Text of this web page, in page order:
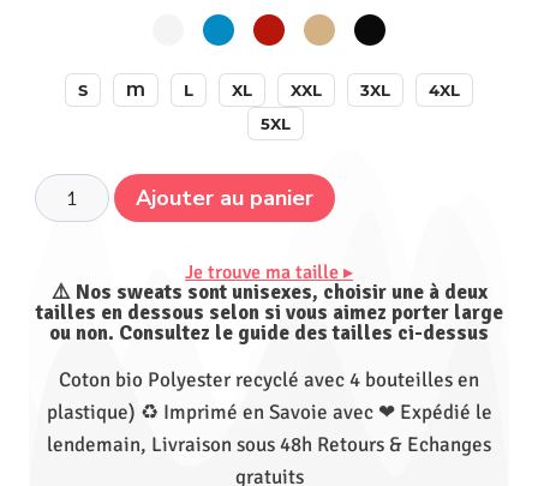
S M L XL XXL 3XL
4XL
5XL
Ajouter au panier
Je trouve ma taille ▸
⚠️ Nos sweats sont unisexes, choisir une à deux
tailles en dessous selon si vous aimez porter large
ou non. Consultez le guide des tailles ci-dessus
Coton bio Polyester recyclé avec 4 bouteilles en
plastique) ♻ Imprimé en Savoie avec ❤ Expédié le
lendemain, Livraison sous 48h Retours & Echanges
gratuits